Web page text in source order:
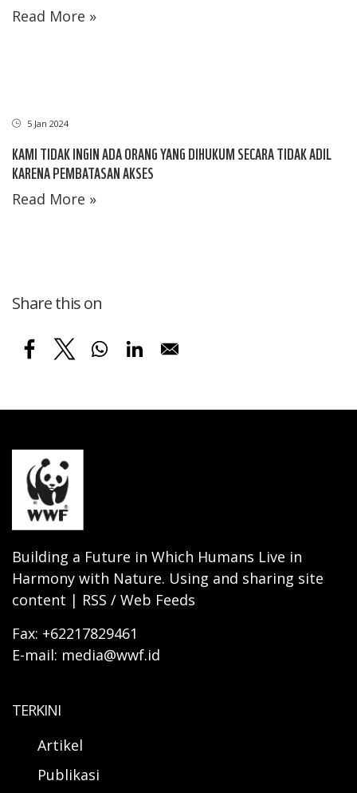
Read More »
5 Jan 2024
KAMI TIDAK INGIN ADA ORANG YANG DIHUKUM SECARA TIDAK ADIL
KARENA PEMBATASAN AKSES
Read More »
Share this on
Building a Future in Which Humans Live in
Harmony with Nature. Using and sharing site
content | RSS / Web Feeds
Fax: +62217829461
E-mail: media@wwf.id
TERKINI
Artikel
Publikasi